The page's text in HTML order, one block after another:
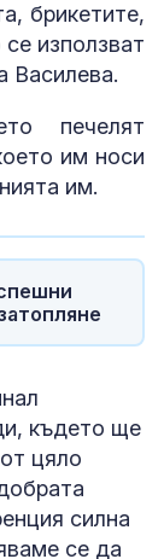
брикетите,
използват
Василева.
печелят
им носи
им.
където ще
цяло
силна
се да